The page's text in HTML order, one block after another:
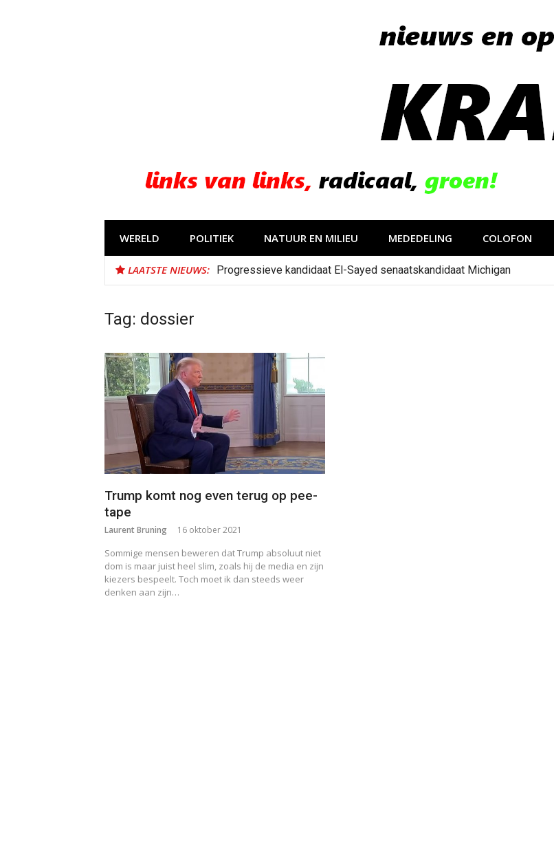
WERELD POLITIEK NATUUR EN MILIEU MEDEDELING COLOFON
LAATSTE NIEUWS: Progressieve kandidaat El-Sayed senaatskandidaat Michigan
Tag: dossier
Trump komt nog even terug op pee-
tape
Laurent Bruning 16 oktober 2021
Sommige mensen beweren dat Trump absoluut niet
dom is maar juist heel slim, zoals hij de media en zijn
kiezers bespeelt. Toch moet ik dan steeds weer
denken aan zijn…